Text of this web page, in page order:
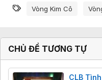
Từ khóa
Vòng Kim Cô
CHỦ ĐỀ TƯƠNG TỰ
CLB